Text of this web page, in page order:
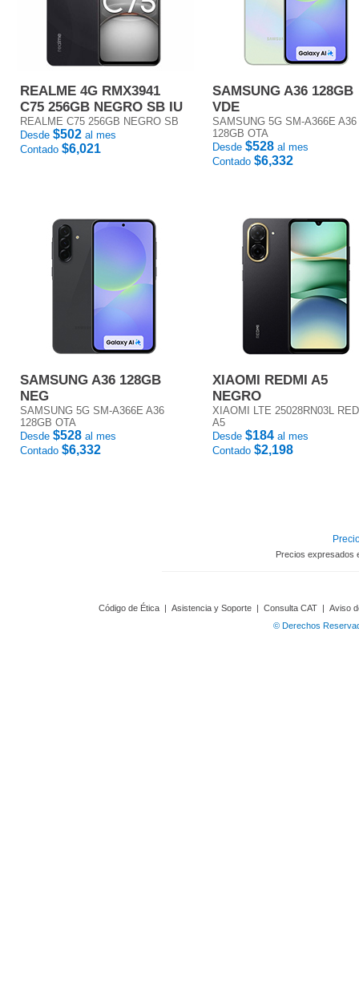
REALME 4G RMX3941
C75 256GB NEGRO SB IU
REALME C75 256GB NEGRO SB
Desde $502 al mes
Contado $6,021
SAMSUNG A36 128GB
VDE
SAMSUNG 5G SM-A366E A36
128GB OTA
Desde $528 al mes
Contado $6,332
SAMSUNG A36 128GB
NEG
SAMSUNG 5G SM-A366E A36
128GB OTA
Desde $528 al mes
Contado $6,332
XIAOMI REDMI A5
NEGRO
XIAOMI LTE 25028RN03L
A5
Desde $184 al mes
Contado $2,198
Precios expresados
Código de Ética | Asistencia y Soporte | Consulta CAT | Aviso
© Derechos